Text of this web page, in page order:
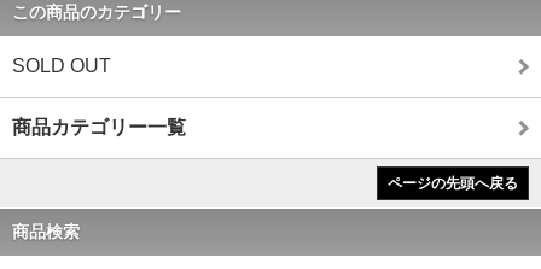
この商品のカテゴリー
SOLD OUT
商品カテゴリー一覧
ページの先頭へ戻る
商品検索